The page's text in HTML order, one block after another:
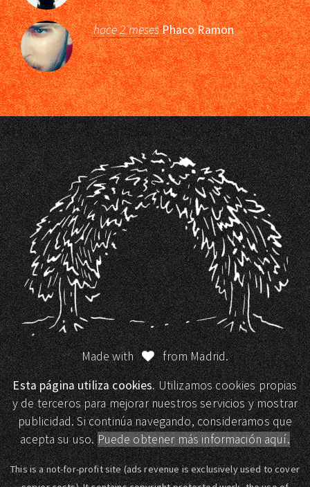
hace 2 mesesPhaco Ramon
Made with
from Madrid.
Esta página utiliza cookies.Utilizamos cookies propias
y de terceros para mejorar nuestros servicios y mostrar
publicidad. Si continúa navegando, consideramos que
acepta su uso.Puede obtener más información aquí.
This is a not-for-profit site (ads revenue is exclusively used to cover